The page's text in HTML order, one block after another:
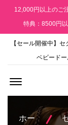
12,000円以上のご
特典：8500円
【セール開催中】
ベビード
ホー